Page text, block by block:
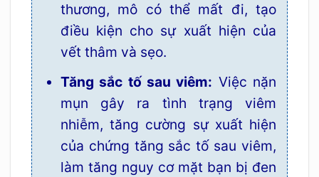
thương, mô có thể mất đi, tạo
điều kiện cho sự xuất hiện của
vết thâm và sẹo.
Tăng sắc tố sau viêm: Việc nặn
mụn gây ra tình trạng viêm
nhiễm, tăng cường sự xuất hiện
của chứng tăng sắc tố sau viêm,
làm tăng nguy cơ mặt bạn bị đen